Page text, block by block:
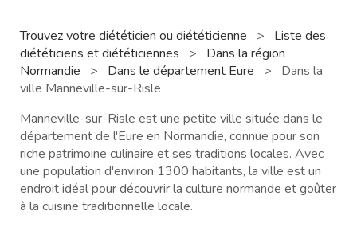
Trouvez votre diététicien ou diététicienne >
Liste des
diététiciens et diététiciennes
>
Dans la région
Normandie
> Dans le département Eure >
Dans la
ville Manneville-sur-Risle
Manneville-sur-Risle est une petite ville située dans le
département de l'Eure en Normandie, connue pour son
riche patrimoine culinaire et ses traditions locales. Avec
une population d'environ 1300 habitants, la ville est un
endroit idéal pour découvrir la culture normande et goûter
à la cuisine traditionnelle locale.